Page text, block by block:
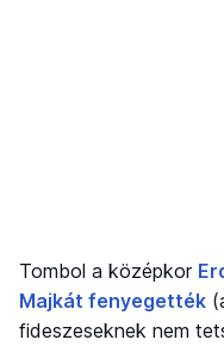
Tombol a középkor
Majkát fenyegették
fideszeseknek nem